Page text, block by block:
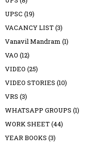
UPSC (19)
VACANCY LIST(3)
Vanavil Mandram (1)
VAO (12)
VIDEO (25)
VIDEO STORIES (10)
VRS (3)
WHATSAPP GROUPS (1)
WORK SHEET(44)
YEAR BOOKS (3)